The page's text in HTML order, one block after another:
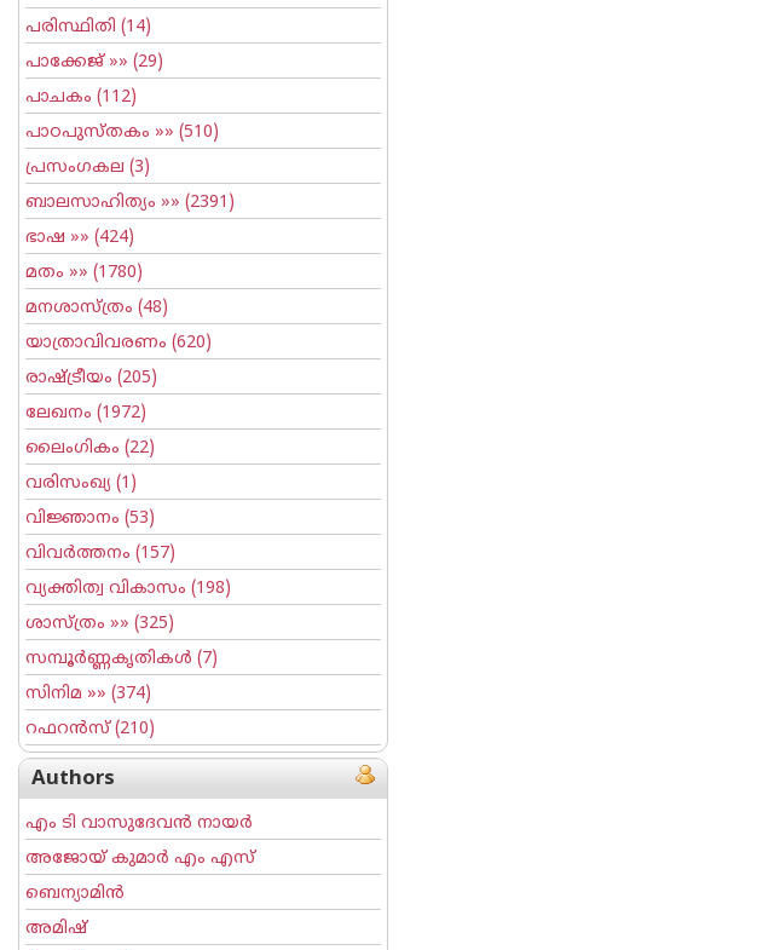
പരിസ്ഥിതി (14)
പാക്കേജ് »» (29)
പാചകം (112)
പാഠപുസ്തകം »» (510)
പ്രസംഗകല (3)
ബാലസാഹിത്യം »» (2391)
ഭാഷ »» (424)
മതം »» (1780)
മനശാസ്ത്രം (48)
യാത്രാവിവരണം (620)
രാഷ്ട്രീയം (205)
ലേഖനം (1972)
ലൈംഗികം (22)
വരിസംഖ്യ (1)
വിജ്ഞാനം (53)
വിവര്‍ത്തനം (157)
വ്യക്തിത്വ വികാസം (198)
ശാസ്ത്രം »» (325)
സമ്പൂര്‍ണ്ണകൃതികള്‍ (7)
സിനിമ »» (374)
റഫറന്‍സ്(210)
Authors
എം ടി വാസുദേവന്‍ നായര്‍
അജോയ് കുമാര്‍ എം എസ്
ബെന്യാമിന്‍
അമിഷ്